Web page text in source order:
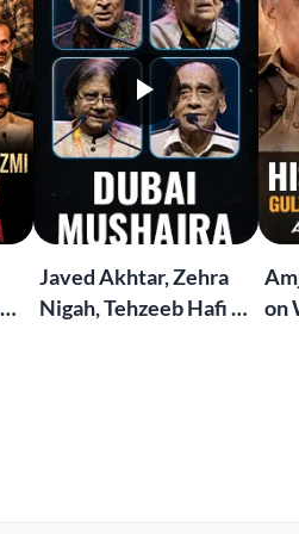
Javed Akhtar, Zehra
Nigah, Tehzeeb Hafi &
on